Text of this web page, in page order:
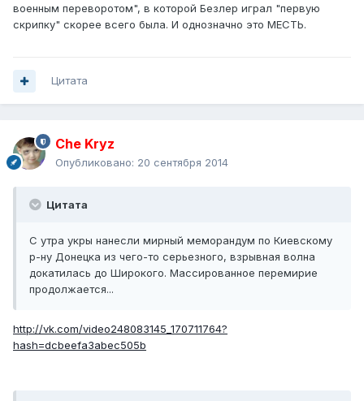
военным переворотом", в которой Безлер играл "первую
скрипку" скорее всего была. И однозначно это МЕСТЬ.
Цитата
Che Kryz
Опубликовано: 20 сентября 2014
Цитата
С утра укры нанесли мирный меморандум по Киевскому
р-ну Донецка из чего-то серьезного, взрывная волна
докатилась до Широкого. Массированное перемирие
продолжается...
http://vk.com/video248083145_170711764?
hash=dcbeefa3abec505b